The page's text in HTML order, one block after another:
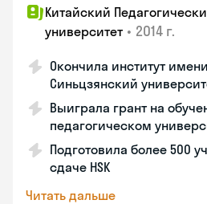
Китайский
университет • 2014 г.
Окончила институт
Синьцзянский
Выиграла грант на
педагогическом
Подготовила более 500
сдаче HSK
Читать дальше